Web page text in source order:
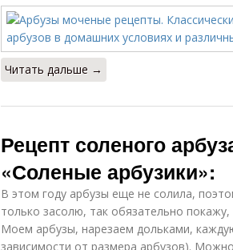
Читать дальше →
Рецепт соленого
«Соленые арбузики»:
В этом году арбузы еще не солила,
только засолю, так обязательно покажу,
Моем арбузы, нарезаем дольками,
зависимости от размера арбузов).